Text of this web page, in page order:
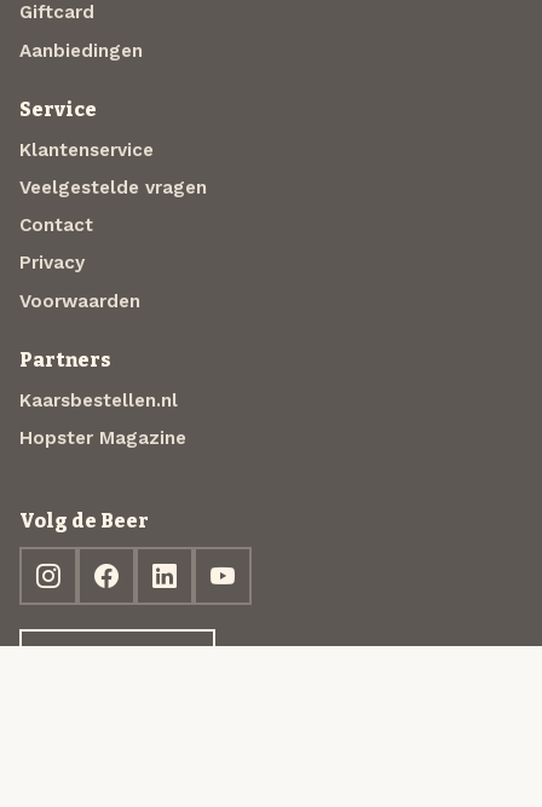
Giftcard
Aanbiedingen
Service
Klantenservice
Veelgestelde vragen
Contact
Privacy
Voorwaarden
Partners
Kaarsbestellen.nl
Hopster Magazine
Volg de Beer